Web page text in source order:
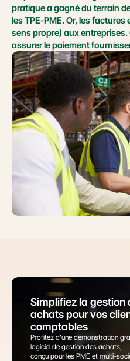
pratique a gagné du terrain
les TPE-PME. Or, les
sens propre) aux
assurer le paiement
Simplifiez la gestion
achats pour vos
comptables
Profitez d’une démonstration
logiciel de gestion des achats,
conçu pour les PME et multi-